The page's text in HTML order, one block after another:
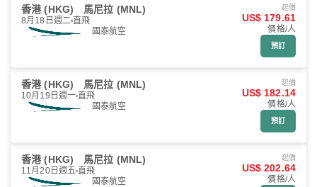
香港 (HKG) 馬尼拉 (MNL)
8月18日週二 直飛
國泰航空
起價
US$ 179.61
價格/人
預訂
香港 (HKG) 馬尼拉 (MNL)
10月19日週一 直飛
國泰航空
起價
US$ 182.14
價格/人
預訂
香港 (HKG) 馬尼拉 (MNL)
11月20日週五 直飛
國泰航空
起價
US$ 202.64
價格/人